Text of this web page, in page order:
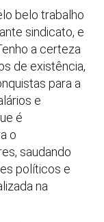
belo trabalho
sindicato, e
a certeza
de existência,
para a
e
é
o
saudando
políticos e
na